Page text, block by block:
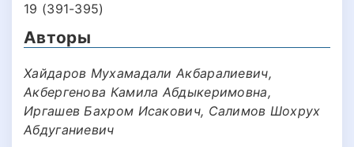
19 (391-395)
Авторы
Хайдаров Мухамадали Акбаралиевич,
Акбергенова Камила Абдыкеримовна,
Иргашев Бахром Исакович, Салимов Шохрух
Абдуганиевич